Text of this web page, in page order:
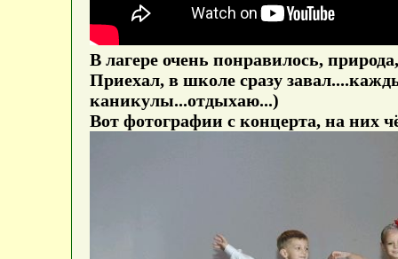
В лагере очень понравилось,
Приехал, в школе сразу
каникулы...отдыхаю...)
Вот фотографии с концерта, на них